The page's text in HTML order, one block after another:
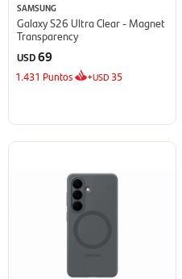
SAMSUNG
Galaxy S26 Ultra Clear - Magnet
Transparency
USD69
1.431 Puntos +USD 35